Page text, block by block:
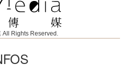
Rights Reserved.